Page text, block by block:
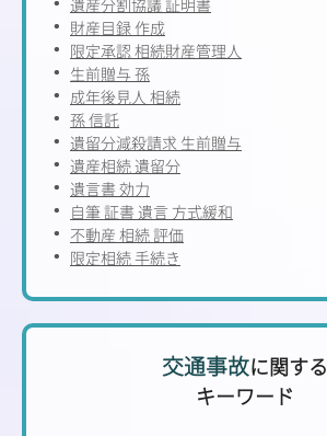
財産目録 作成
限定承認 相続財産管理人
生前贈与 孫
成年後見人 相続
孫 信託
遺留分減殺請求 生前贈与
遺産相続 遺留分
遺言書 効力
自筆 証書 遺言 方式緩和
不動産 相続 評価
限定相続 手続き
交通事故に関する
キーワード